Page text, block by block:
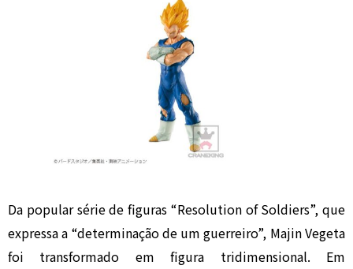
Da popular série de figuras “Resolution of Soldiers”, que
expressa a “determinação de um guerreiro”, Majin Vegeta
foi transformado em figura tridimensional. Em